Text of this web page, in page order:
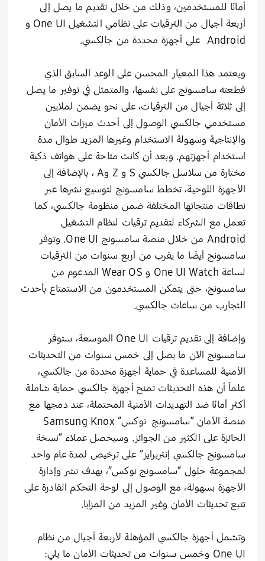
أمانًا للمستخدمين، وذلك من خلال تقديم ما يصل إلى
أربعة أجيال من الترقيات على نظامي التشغيل One UI و
Android على أجهزة محددة من جالكسي.
ويعتمد هذا المعيار المحسن على الوعد السابق الذي
قطعته سامسونج على نفسها، والمتمثل في توفير ما يصل
إلى ثلاثة أجيال من الترقيات، على نحو يضمن لملايين
مستخدمي جالكسي الوصول إلى أحدث ميزات الأمان
والإنتاجية وسهولة الاستخدام وغيرها المزيد طوال مدة
استخدام أجهزتهم. وبعد أن كانت متاحة على هواتف ذكية
مختارة من سلاسل جالكسي S و Z وA ، بالإضافة إلى
الأجهزة اللوحية، تخطط سامسونج لتوسيع نشرها عبر
نطاقات منتجاتها المختلفة ضمن منظومة جالكسي، كما
تعمل مع الشركاء لتقديم ترقيات لنظام التشغيل
Android من خلال منصة سامسونج One UI. وتوفر
سامسونج أيضًا ما يقرب من أربع سنوات من الترقيات
لساعة One UI Watch و Wear OS المدعوم من
سامسونج، حتى يتمكن المستخدمون من الاستمتاع بأحدث
التجارب من ساعات جالكسي.
وإضافة إلى تقديم ترقيات One UI الموسعة، ستوفر
سامسونج الآن ما يصل إلى خمس سنوات من التحديثات
الأمنية للمساعدة في حماية أجهزة محددة من جالكسي،
علماً أن هذه التحديثات تمنح أجهزة جالكسي حماية شاملة
أكثر أمانًا ضد التهديدات الأمنية المحتملة، عند دمجها مع
منصة الأمان “سامسونج نوكس” Samsung Knox
الحائزة على الكثير من الجوائز. وسيحصل عملاء “نسخة
سامسونج جالكسي إنتربرايز” على ترخيص لمدة عام واحد
لمجموعة حلول “سامسونج نوكس”، بهدف نشر وإدارة
الأجهزة بسهولة، مع الوصول إلى لوحة التحكم القادرة على
تتبع تحديثات الأمان وغير المزيد من المزايا.
وتشمل أجهزة جالكسي المؤهلة لأربعة أجيال من نظام
One UI وخمس سنوات من تحديثات الأمان ما يلي: